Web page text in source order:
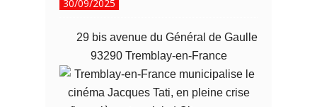
30/09/2025
29 bis avenue du Général de Gaulle
93290 Tremblay-en-France